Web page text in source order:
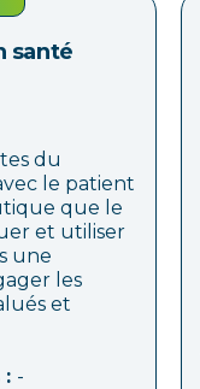
santé
du
le patient
que le
et utiliser
une
les
et
: -